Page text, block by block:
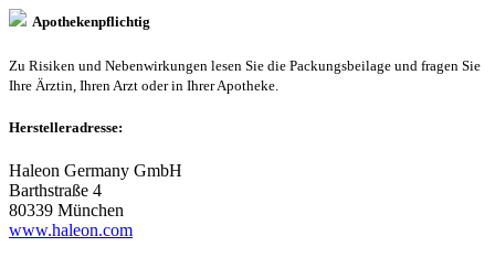
Apothekenpflichtig
Zu Risiken und Nebenwirkungen lesen Sie die Packungsbeilage und fragen Sie
Ihre Ärztin, Ihren Arzt oder in Ihrer Apotheke.
Herstelleradresse:
Haleon Germany GmbH
Barthstraße 4
80339 München
www.haleon.com